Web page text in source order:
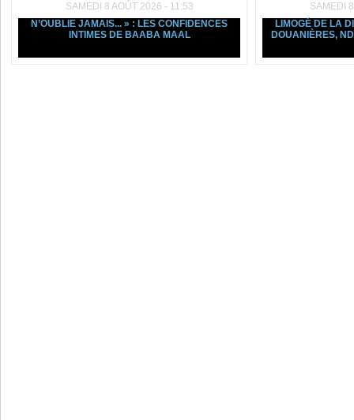
SAMEDI 8 AOÛT 2026 - 11:53
N’OUBLIE JAMAIS... » : LES CONFIDENCES
INTIMES DE BAABA MAAL
SAMEDI
LIMOGÉ DE LA
DOUANIÈRES,